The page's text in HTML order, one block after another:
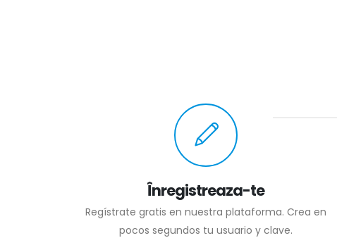
Înregistreaza-te
Regístrate gratis en nuestra plataforma. Crea en
pocos segundos tu usuario y clave.